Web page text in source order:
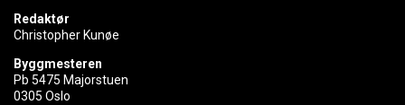
Redaktør
Christopher Kunøe
Byggmesteren
Pb 5475 Majorstuen
0305 Oslo